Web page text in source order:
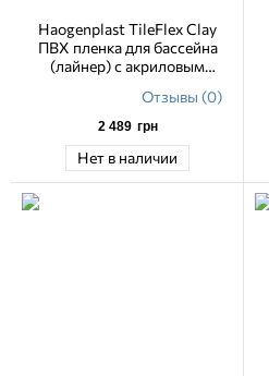
Haogenplast TileFlex Clay
ПВХ пленка для бассейна
(лайнер) с акриловым
Отзывы (0)
2 489 грн
Нет в наличии